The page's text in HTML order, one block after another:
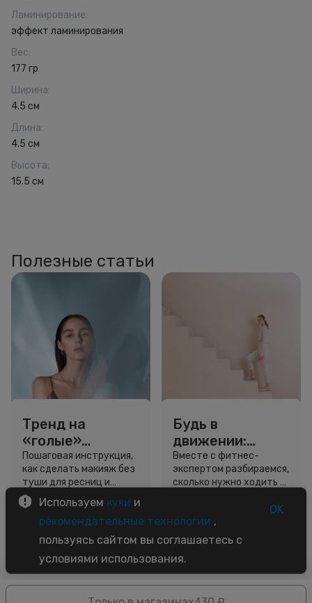
Ламинирование:
эффект ламинирования
Вес:
177 гр
Ширина:
4.5 см
Длина:
4.5 см
Высота:
15.5 см
Полезные статьи
Тренд на
«голые»
ресницы: как
выглядеть
свежо, не
используя тушь
Пошаговая инструкция,
как сделать макияж без
туши для ресниц и
звёздный образ для
вдохновения.
3 минуты
Будь в
движении:
сколько нужно
шагов для
красоты и
Вместе с фитнес-
экспертом разбираемся,
сколько нужно ходить и
5 минут
Используем куки и
рекомендательные технологии ,
пользуясь сайтом вы соглашаетесь с
условиями использования.
OK